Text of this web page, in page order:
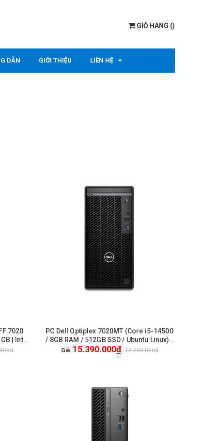
GIỎ HÀNG ()
DẪN GIỚI THIỆU LIÊN HỆ
7020
| Intel
HẾT HÀNG
PC Dell Optiplex 7020MT (Core i5-14500
/ 8GB RAM / 512GB SSD / Ubuntu Linux) /
New / 1Yr Pro
Giá: 15.390.000₫ 17.290.000₫